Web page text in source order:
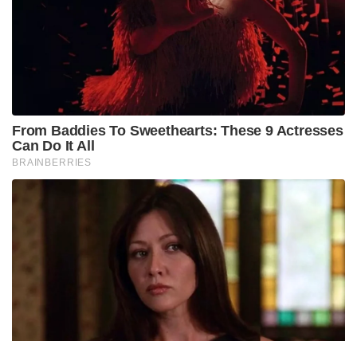
From Baddies To Sweethearts: These 9 Actresses
Can Do It All
BRAINBERRIES